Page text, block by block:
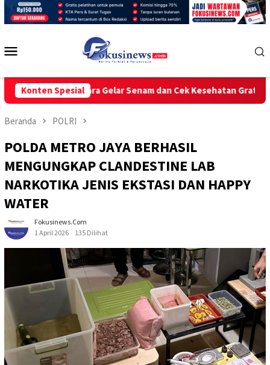
Loncat
Konten Spesial
Kaltara Gelar Senam dan Cek Kesehatan Gratis
Beranda POLRI
POLDA METRO JAYA BERHASIL
MENGUNGKAP CLANDESTINE LAB
NARKOTIKA JENIS EKSTASI DAN HAPPY
WATER
Fokusinews.com
1 April 2026
135 Dilihat